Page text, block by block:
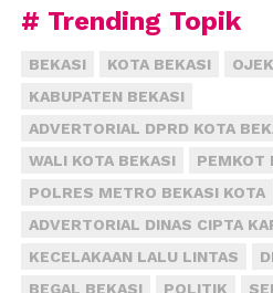
akan kesulitan order karena
“Itu kan sama saja
menyulitkan masyarakat
Terkait kemacetan di jalan
online bukan satu-satunya
kecil menyumbangkan.
ngetem sembarangan, serta
# Trending Topik
BEKASI KOTA BEKASI
KABUPATEN BEKASI
ADVERTORIAL DPRD KOTA
WALI KOTA BEKASI
PEMKOT
POLRES METRO BEKASI KOTA
ADVERTORIAL DINAS CIPTA
KECELAKAAN LALU LINTAS
BEGAL BEKASI
POLITIK